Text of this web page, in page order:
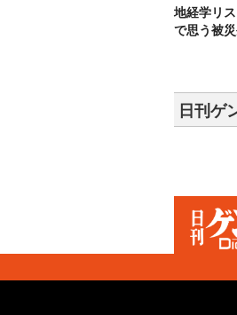
地経学リ
で思う被
日刊ゲ